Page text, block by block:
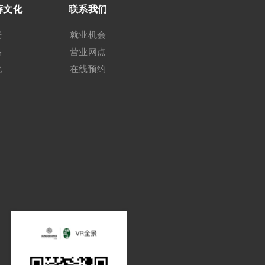
文化 联系我们
就业机会
营业网点
在线预约